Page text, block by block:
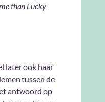
than Lucky
later ook haar
tussen de
antwoord op